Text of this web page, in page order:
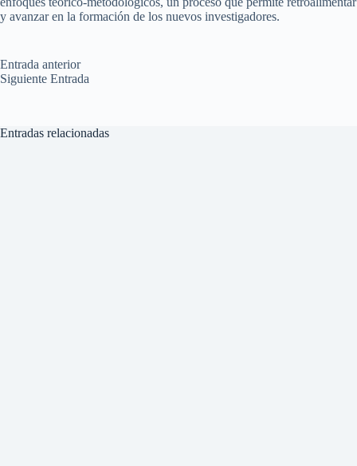
y avanzar en la formación de los nuevos investigadores.
Entrada anterior
Siguiente Entrada
Entradas relacionadas